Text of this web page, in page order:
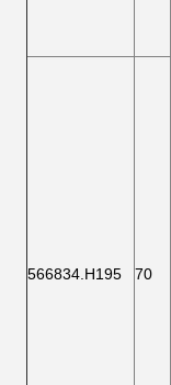
566834.H195 70